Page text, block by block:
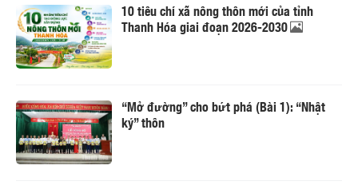
10 tiêu chí xã nông thôn mới của tỉnh
Thanh Hóa giai đoạn 2026-2030
“Mở đường” cho bứt phá (Bài 1): “Nhật
ký” thôn